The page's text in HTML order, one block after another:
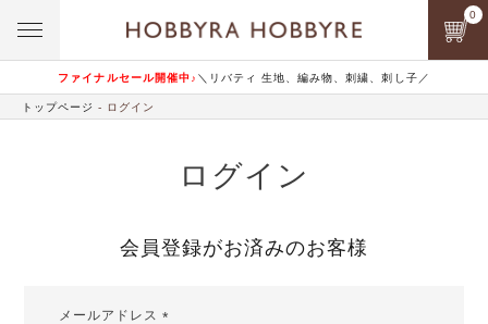
ファイナルセール開催中♪ ＼リバティ 生地、編み物、刺繍、刺し子／
0
トップページ ログイン
ログイン
会員登録がお済みのお客様
メールアドレス